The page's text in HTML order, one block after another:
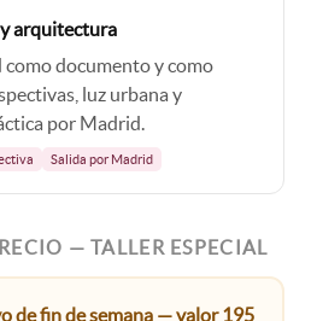
arquitectura
documento y como
luz urbana y
por Madrid.
Salida por Madrid
— TALLER ESPECIAL
de fin de semana — valor 195